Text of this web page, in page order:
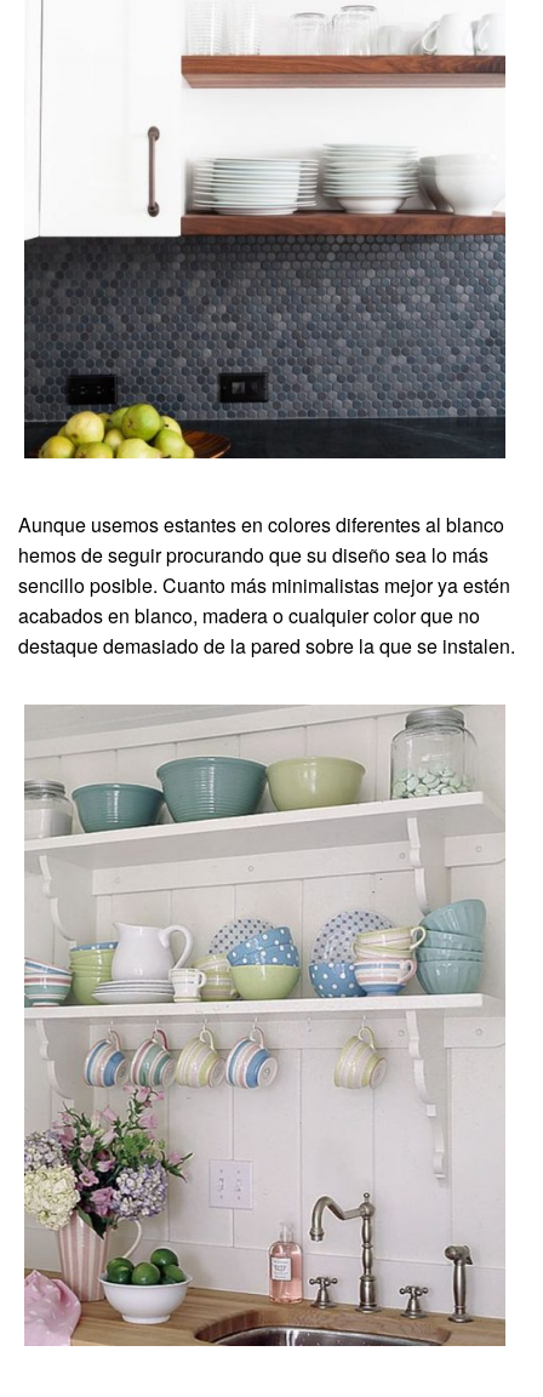
Aunque usemos estantes en colores diferentes al blanco
hemos de seguir procurando que su diseño sea lo más
sencillo posible. Cuanto más minimalistas mejor ya estén
acabados en blanco, madera o cualquier color que no
destaque demasiado de la pared sobre la que se instalen.